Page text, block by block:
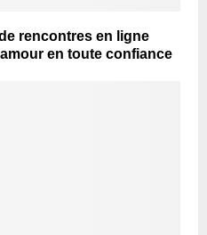
rencontres en ligne
en toute confiance